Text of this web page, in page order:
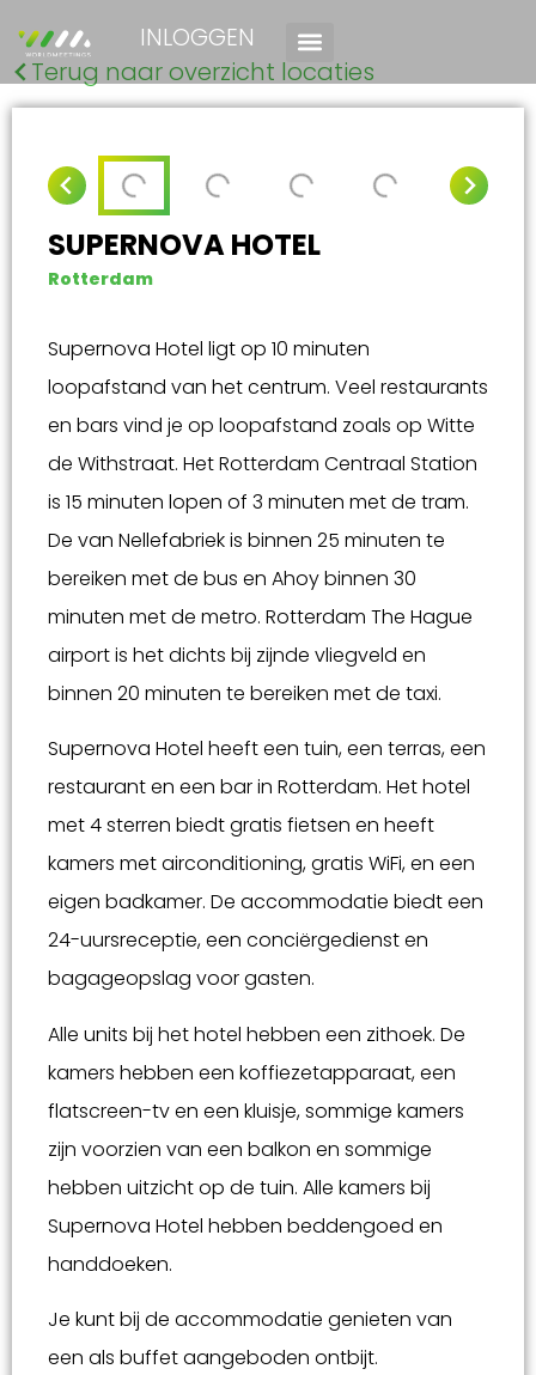
INLOGGEN
Terug naar overzicht locaties
SUPERNOVA HOTEL
Rotterdam
Supernova Hotel ligt op 10 minuten
loopafstand van het centrum. Veel restaurants
en bars vind je op loopafstand zoals op Witte
de Withstraat. Het Rotterdam Centraal Station
is 15 minuten lopen of 3 minuten met de tram.
De van Nellefabriek is binnen 25 minuten te
bereiken met de bus en Ahoy binnen 30
minuten met de metro. Rotterdam The Hague
airport is het dichts bij zijnde vliegveld en
binnen 20 minuten te bereiken met de taxi.
Supernova Hotel heeft een tuin, een terras, een
restaurant en een bar in Rotterdam. Het hotel
met 4 sterren biedt gratis fietsen en heeft
kamers met airconditioning, gratis WiFi, en een
eigen badkamer. De accommodatie biedt een
24-uursreceptie, een conciërgedienst en
bagageopslag voor gasten.
Alle units bij het hotel hebben een zithoek. De
kamers hebben een koffiezetapparaat, een
flatscreen-tv en een kluisje, sommige kamers
zijn voorzien van een balkon en sommige
hebben uitzicht op de tuin. Alle kamers bij
Supernova Hotel hebben beddengoed en
handdoeken.
Je kunt bij de accommodatie genieten van
een als buffet aangeboden ontbijt.